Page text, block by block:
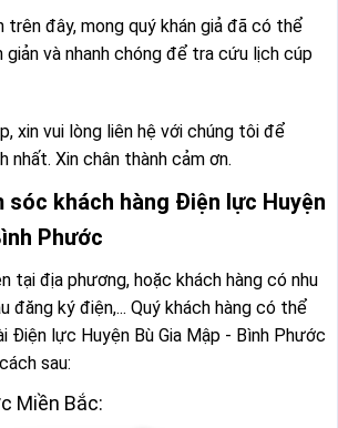
trên đây, mong quý khán giả đã có thể
và nhanh chóng để tra cứu lịch cúp
xin vui lòng liên hệ với chúng tôi để
nhất. Xin chân thành cảm ơn.
sóc khách hàng Điện lực Huyện
Phước
tại địa phương, hoặc khách hàng có nhu
đăng ký điện,... Quý khách hàng có thể
Điện lực Huyện Bù Gia Mập - Bình Phước
sau:
Miền Bắc: